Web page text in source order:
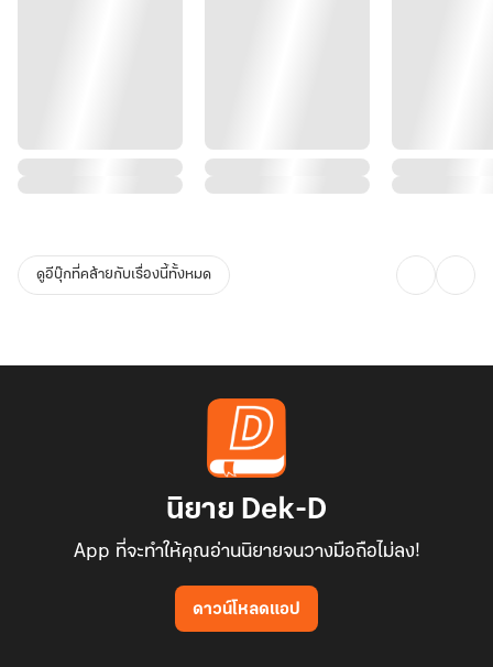
ดูอีบุ๊กที่คล้ายกับเรื่องนี้ทั้งหมด
นิยาย Dek-D
App ที่จะทำให้คุณอ่านนิยายจนวางมือถือไม่ลง!
ดาวน์โหลดแอป